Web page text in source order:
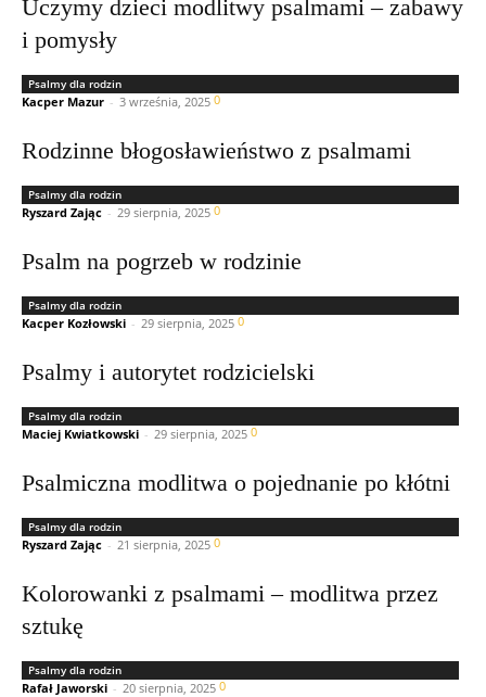
Uczymy dzieci modlitwy psalmami – zabawy
i pomysły
Psalmy dla rodzin
Kacper Mazur - 3 września, 2025 0
Rodzinne błogosławieństwo z psalmami
Psalmy dla rodzin
Ryszard Zając - 29 sierpnia, 2025 0
Psalm na pogrzeb w rodzinie
Psalmy dla rodzin
Kacper Kozłowski - 29 sierpnia, 2025 0
Psalmy i autorytet rodzicielski
Psalmy dla rodzin
Maciej Kwiatkowski - 29 sierpnia, 2025 0
Psalmiczna modlitwa o pojednanie po kłótni
Psalmy dla rodzin
Ryszard Zając - 21 sierpnia, 2025 0
Kolorowanki z psalmami – modlitwa przez
sztukę
Psalmy dla rodzin
Rafał Jaworski - 20 sierpnia, 2025 0